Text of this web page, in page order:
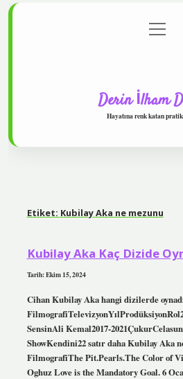
Gizlilik Politikası
menüyü
aç
Derin İlham
Hayatına renk katan
Etiket: Kubilay Aka ne mezunu
Kubilay Aka Kaç Dizide
Tarih: Ekim 15, 2024
Cihan Kubilay Aka hangi dizilerde
SensinAli Kemal2017-
ShowKendini22 satır daha Kubilay Aka
FilmografiThe Pit.Pearls.The Color of
Oghuz Love is the Mandatory Goal. 6